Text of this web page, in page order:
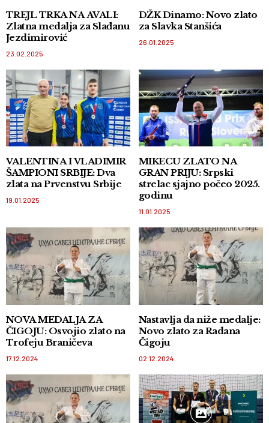
TREJL TRKA NA AVALI:
Zlatna medalja za Slađanu
Jezdimirović
23.02.2025
DŽK Dinamo: Novo zlato
za Slavka Stanšića
26.01.2025
VALENTINA I VLADIMIR
ŠAMPIONI SRBIJE: Dva
zlata na Prvenstvu Srbije
19.01.2025
MIKECU ZLATO NA
GRAN PRIJU: Srpski
strelac sjajno počeo 2025.
godinu
11.01.2025
NOVA MEDALJA ZA
ČIGOJU: Osvojio zlato na
Trofeju Braničeva
17.12.2024
Nastavlja da niže medalje:
Novo zlato za Radana
Čigoju
02.12.2024